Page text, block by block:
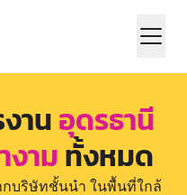
านอุดรธานี
งามทั้งหมด
บริษัทชั้นนำ ในพื้นที่ใกล้